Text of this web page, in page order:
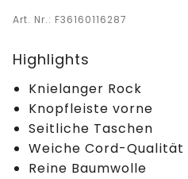
Art. Nr.: F36160116287
Highlights
Knielanger Rock
Knopfleiste vorne
Seitliche Taschen
Weiche Cord-Qualität
Reine Baumwolle